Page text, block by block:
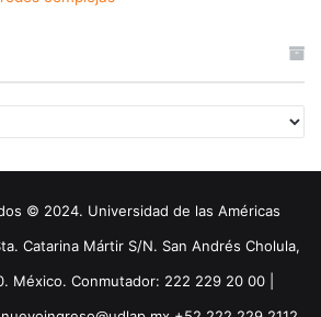
© 2024. Universidad de las Américas
Catarina Mártir S/N. San Andrés Cholula,
México. Conmutador: 222 229 20 00 |